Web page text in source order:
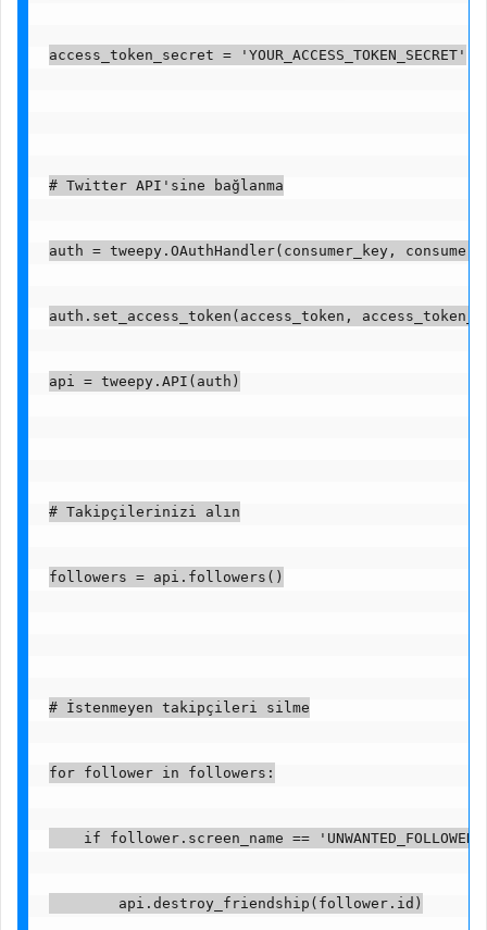
access_token_secret = 'YOUR_ACCESS_TOKEN_SECRET'
# Twitter API'sine bağlanma
auth = tweepy.OAuthHandler(consumer_key,
auth.set_access_token(access_token,
api = tweepy.API(auth)
# Takipçilerinizi alın
followers = api.followers()
# İstenmeyen takipçileri silme
for follower in followers:
if follower.screen_name ==
        api.destroy_friendship(follower.id)